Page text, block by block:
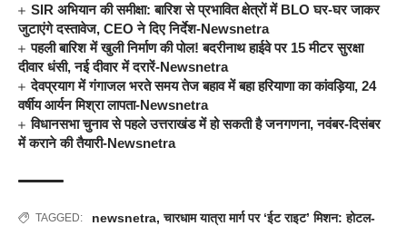
SIR अभियान की समीक्षा: बारिश से प्रभावित क्षेत्रों में BLO घर-घर जाकर
जुटाएंगे दस्तावेज, CEO ने दिए निर्देश-Newsnetra
पहली बारिश में खुली निर्माण की पोल! बदरीनाथ हाईवे पर 15 मीटर सुरक्षा
दीवार धंसी, नई दीवार में दरारें-Newsnetra
देवप्रयाग में गंगाजल भरते समय तेज बहाव में बहा हरियाणा का कांवड़िया, 24
वर्षीय आर्यन मिश्रा लापता-Newsnetra
विधानसभा चुनाव से पहले उत्तराखंड में हो सकती है जनगणना, नवंबर-दिसंबर
में कराने की तैयारी-Newsnetra
TAGGED: newsnetra,चारधाम यात्रा मार्ग पर ‘ईट राइट’ मिशन: होटल-